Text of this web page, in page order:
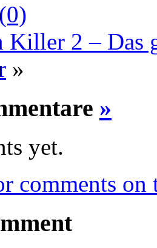
Killer 2 – Das
»
»
yet.
comments on